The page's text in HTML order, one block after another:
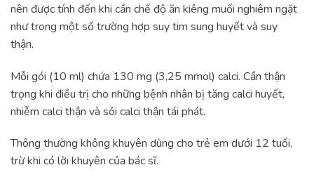
nên được tính đến khi cần chế độ ăn kiêng muối nghiêm ngặt
như trong một số trường hợp suy tim sung huyết và suy
thận.
Mỗi gói (10 ml) chứa 130 mg (3,25 mmol) calci. Cần thận
trọng khi điều trị cho những bệnh nhân bị tăng calci huyết,
nhiễm calci thận và sỏi calci thận tái phát.
Thông thường không khuyên dùng cho trẻ em dưới 12 tuổi,
trừ khi có lời khuyên của bác sĩ.